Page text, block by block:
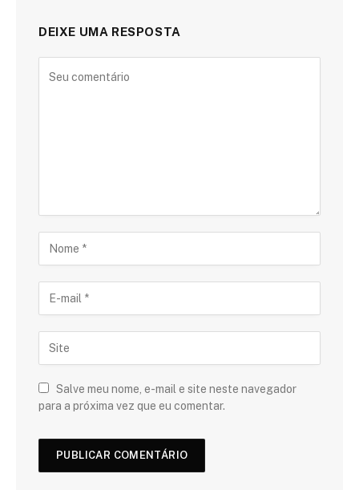
DEIXE UMA RESPOSTA
Salve meu nome, e-mail e site neste navegador
para a próxima vez que eu comentar.